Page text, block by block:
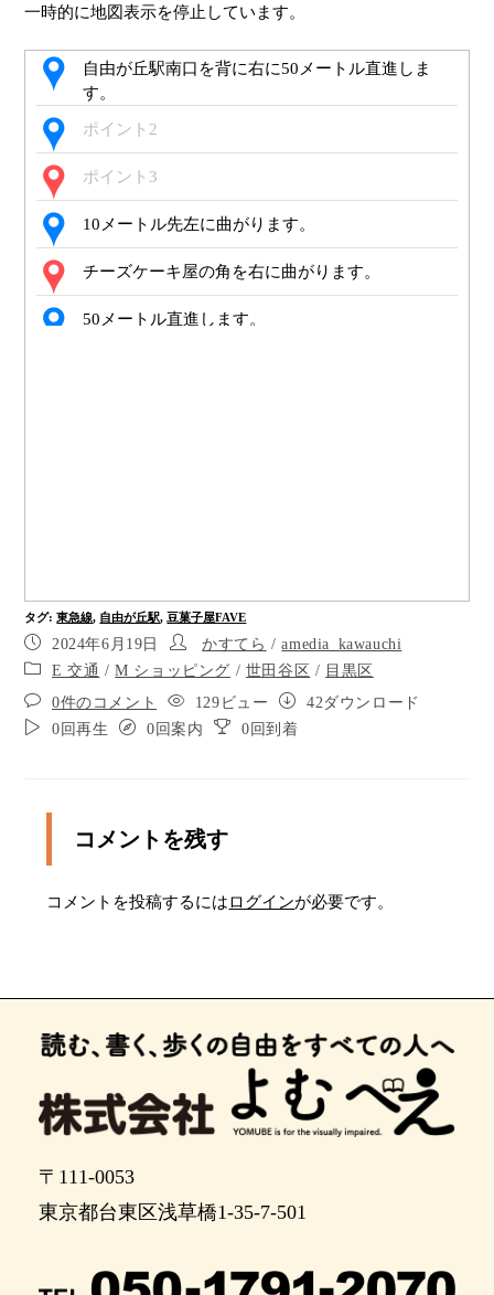
一時的に地図表示を停止しています。
自由が丘駅南口を背に右に50メートル直進しま
す。
ポイント2
ポイント3
10メートル先左に曲がります。
チーズケーキ屋の角を右に曲がります。
50メートル直進します。
タグ:東急線, 自由が丘駅, 豆菓子屋FAVE
2024年6月19日 かすてら /amedia_kawauchi
E 交通 /M ショッピング / 世田谷区 / 目黒区
0件のコメント
129ビュー
42ダウンロード
0回再生
0回案内 0回到着
コメントを残す
コメントを投稿するにはログインが必要です。
〒111-0053
東京都台東区浅草橋1-35-7-501